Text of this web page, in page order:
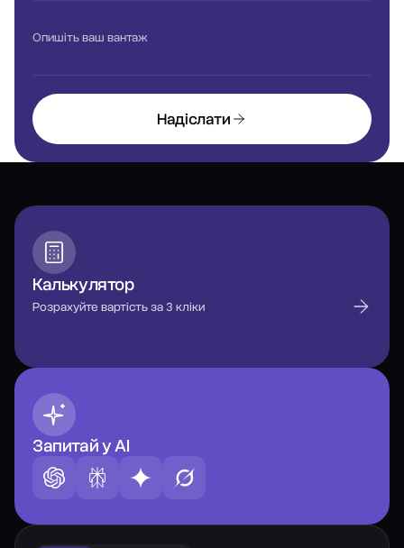
Опишіть ваш вантаж
Надіслати
Калькулятор
Розрахуйте вартість за 3 кліки
Запитай у AI